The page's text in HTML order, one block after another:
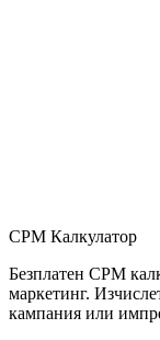
CPM Калкулатор
Безплатен CPM
маркетинг.
кампания или